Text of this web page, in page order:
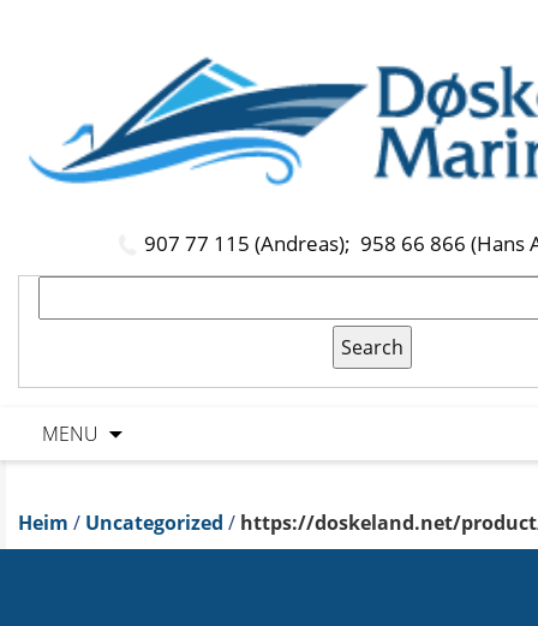
907 77 115 (Andreas); 958 66 866 (Hans
MENU
Heim / Uncategorized / https://doskeland.net/